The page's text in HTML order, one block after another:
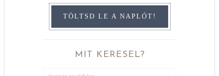
TÖLTSD LE A NAPLÓT!
MIT KERESEL?